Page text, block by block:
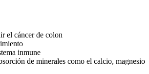
el cáncer de colon
inmune
de minerales como el calcio, magnesio